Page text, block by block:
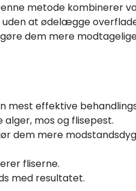
metode kombinerer
at ødelægge
dem mere
mest effektive
mos og flisepest.
dem mere
fliserne.
med resultatet.